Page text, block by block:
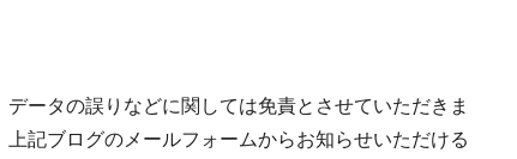
ータの誤りなどに関しては免責とさせていただきま
記ブログのメールフォームからお知らせいただける